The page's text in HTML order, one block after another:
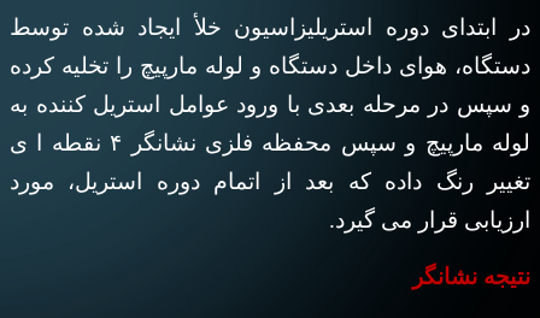
در ابتدای دوره استریلیزاسیون خلأ ایجاد شده توسط
دستگاه، هوای داخل دستگاه و لوله مارپیچ را تخلیه کرده
و سپس در مرحله بعدی با ورود عوامل استریل کننده به
لوله مارپیچ و سپس محفظه فلزی نشانگر ۴ نقطه ا ی
تغییر رنگ داده که بعد از اتمام دوره استریل، مورد
ارزیابی قرار می گیرد.
نتیجه نشانگر